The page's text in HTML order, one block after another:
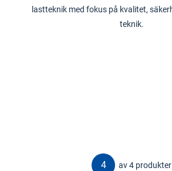
lastteknik med fokus på kvalitet,
teknik.
4 av 4 produkter